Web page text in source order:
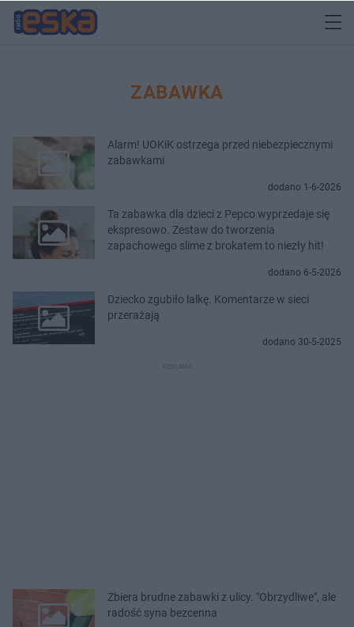
ZABAWKA
Alarm! UOKiK ostrzega przed niebezpiecznymi
zabawkami
dodano 1-6-2026
Ta zabawka dla dzieci z Pepco wyprzedaje się
ekspresowo. Zestaw do tworzenia
zapachowego slime z brokatem to niezły hit!
dodano 6-5-2026
Dziecko zgubiło lalkę. Komentarze w sieci
przerażają
dodano 30-5-2025
Zbiera brudne zabawki z ulicy. "Obrzydliwe", ale
radość syna bezcenna